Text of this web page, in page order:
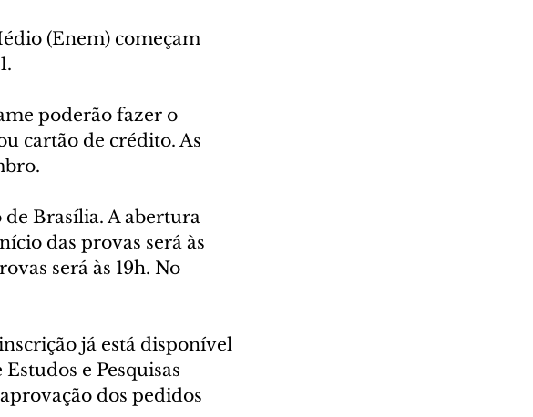
(Enem) começam
poderão fazer o
cartão de crédito. As
de Brasília. A abertura
das provas será às
será às 19h. No
já está disponível
e Pesquisas
dos pedidos